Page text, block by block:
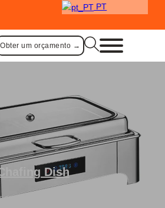
PT
Obter um orçamento →
Chafing Dish
em aço inoxidável com tampa de vidro